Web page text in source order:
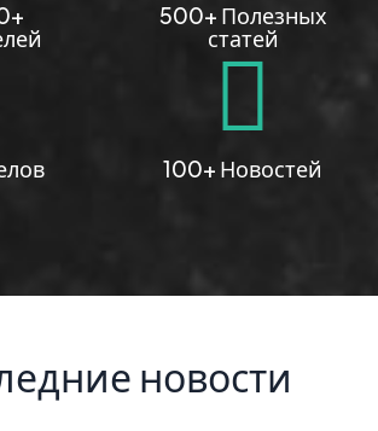
500+ Полезных
статей
100+ Новостей
новости